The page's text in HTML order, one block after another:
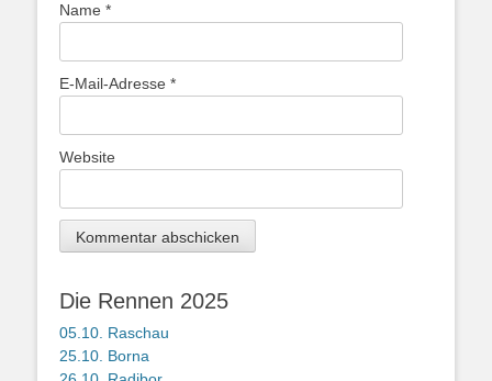
Name *
E-Mail-Adresse *
Website
Die Rennen 2025
05.10. Raschau
25.10. Borna